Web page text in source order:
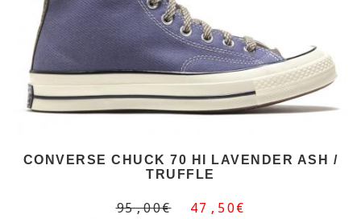
CONVERSE CHUCK 70 HI LAVENDER ASH /
TRUFFLE
95,00€ 47,50€